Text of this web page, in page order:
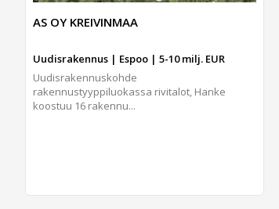
AS OY KREIVINMAA
Uudisrakennus | Espoo | 5-10 milj. EUR
Uudisrakennuskohde
rakennustyyppiluokassa rivitalot, Hanke
koostuu 16 rakennu...